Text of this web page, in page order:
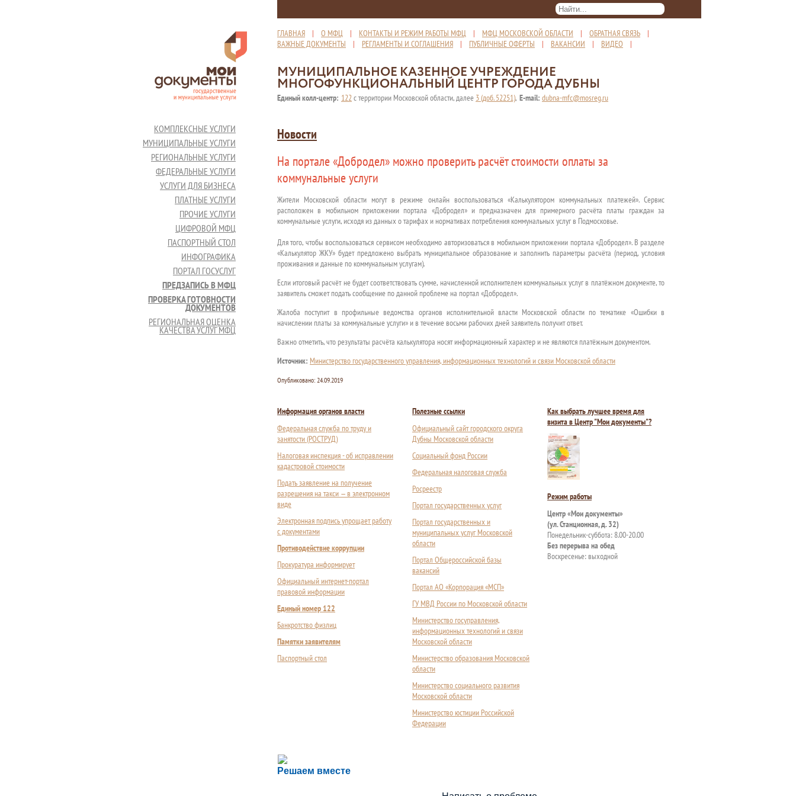
ГЛАВНАЯ | О МФЦ | КОНТАКТЫ И РЕЖИМ РАБОТЫ МФЦ | МФЦ МОСКОВСКОЙ ОБЛАСТИ | ОБРАТНАЯ СВЯЗЬ |
ВАЖНЫЕ ДОКУМЕНТЫ | РЕГЛАМЕНТЫ И СОГЛАШЕНИЯ | ПУБЛИЧНЫЕ ОФЕРТЫ | ВАКАНСИИ | ВИДЕО |
МУНИЦИПАЛЬНОЕ КАЗЕННОЕ УЧРЕЖДЕНИЕ
МНОГОФУНКЦИОНАЛЬНЫЙ ЦЕНТР ГОРОДА ДУБНЫ
Единый колл-центр: 122с территории Московской области, далее 3 (доб. 52251), E-mail: dubna-mfc@mosreg.ru
КОМПЛЕКСНЫЕ УСЛУГИ
МУНИЦИПАЛЬНЫЕ УСЛУГИ
РЕГИОНАЛЬНЫЕ УСЛУГИ
ФЕДЕРАЛЬНЫЕ УСЛУГИ
УСЛУГИ ДЛЯ БИЗНЕСА
ПЛАТНЫЕ УСЛУГИ
ПРОЧИЕ УСЛУГИ
ЦИФРОВОЙ МФЦ
ПАСПОРТНЫЙ СТОЛ
ИНФОГРАФИКА
ПОРТАЛ ГОСУСЛУГ
ПРЕДЗАПИСЬ В МФЦ
ПРОВЕРКА ГОТОВНОСТИ
ДОКУМЕНТОВ
РЕГИОНАЛЬНАЯ ОЦЕНКА
КАЧЕСТВА УСЛУГ МФЦ
Новости
На портале «Добродел» можно проверить расчёт стоимости оплаты за
коммунальные услуги
Жители Московской области могут в режиме онлайн воспользоваться «Калькулятором коммунальных платежей». Сервис
расположен в мобильном приложении портала «Добродел» и предназначен для примерного расчёта платы граждан за
коммунальные услуги, исходя из данных о тарифах и нормативах потребления коммунальных услуг в Подмосковье.
Для того, чтобы воспользоваться сервисом необходимо авторизоваться в мобильном приложении портала «Добродел». В разделе
«Калькулятор ЖКУ» будет предложено выбрать муниципальное образование и заполнить параметры расчёта (период, условия
проживания и данные по коммунальным услугам).
Если итоговый расчёт не будет соответствовать сумме, начисленной исполнителем коммунальных услуг в платёжном документе, то
заявитель сможет подать сообщение по данной проблеме на портал «Добродел».
Жалоба поступит в профильные ведомства органов исполнительной власти Московской области по тематике «Ошибки в
начислении платы за коммунальные услуги» и в течение восьми рабочих дней заявитель получит ответ.
Важно отметить, что результаты расчёта калькулятора носят информационный характер и не являются платёжным документом.
Источник: Министерство государственного управления, информационных технологий и связи Московской области
Опубликовано: 24.09.2019
Информация органов власти
Федеральная служба по труду и
занятости (РОСТРУД)
Налоговая инспекция - об исправлении
кадастровой стоимости
Подать заявление на получение
разрешения на такси — в электронном
виде
Электронная подпись упрощает работу
с документами
Противодействие коррупции
Прокуратура информирует
Официальный интернет-портал
правовой информации
Единый номер 122
Банкротство физлиц
Памятки заявителям
Паспортный стол
Полезные ссылки
Официальный сайт городского округа
Дубны Московской области
Социальный фонд России
Федеральная налоговая служба
Росреестр
Портал государственных услуг
Портал государственных и
муниципальных услуг Московской
области
Портал Общероссийской базы
вакансий
Портал АО «Корпорация «МСП»
ГУ МВД России по Московской области
Министерство госуправления,
информационных технологий и связи
Московской области
Министерство образования Московской
области
Министерство социального развития
Московской области
Министерство юстиции Российской
Федерации
Как выбрать лучшее время для
визита в Центр "Мои документы"?
Режим работы
Центр «Мои документы»
(ул. Станционная, д. 32)
Понедельник-суббота: 8.00-20.00
Без перерыва на обед
Воскресенье: выходной
Решаем вместе
Сложности с получением социальной выплаты или пособия?
Сообщите об этом